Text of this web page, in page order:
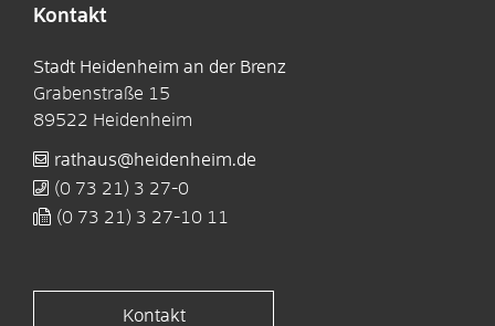
Kontakt
Stadt Heidenheim an der Brenz
Grabenstraße 15
89522 Heidenheim
rathaus@heidenheim.de
(0 73 21) 3 27-0
(0 73 21) 3 27-10 11
Kontakt